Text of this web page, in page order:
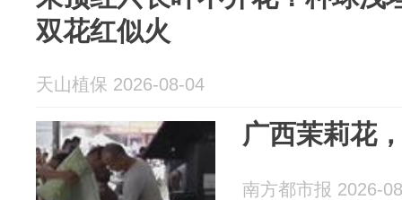
双花红似火
天山植保 2026-08-04
广西茉莉花
南方都市报 2026-